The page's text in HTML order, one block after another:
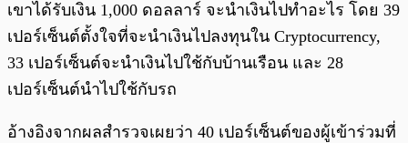
เขาได้รับเงิน 1,000 ดอลลาร์ จะนำเงินไปทำอะไร โดย 39
เปอร์เซ็นต์ตั้งใจที่จะนำเงินไปลงทุนใน Cryptocurrency,
33 เปอร์เซ็นต์จะนำเงินไปใช้กับบ้านเรือน และ 28
เปอร์เซ็นต์นำไปใช้กับรถ
อ้างอิงจากผลสำรวจเผยว่า 40 เปอร์เซ็นต์ของผู้เข้าร่วมที่